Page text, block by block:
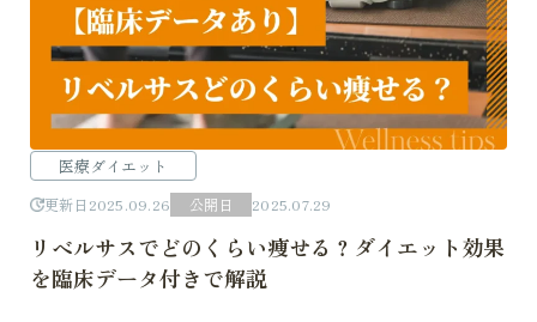
医療ダイエット
更新日 2025.09.26 公開日 2025.07.29
リベルサスでどのくらい痩せる？ダイエット効果
を臨床データ付きで解説